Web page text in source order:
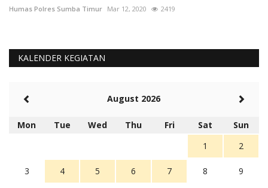
Humas Polres Sumba Timur Mar 12, 2020 2419
KALENDER KEGIATAN
August 2026
Mon Tue Wed Thu Fri Sat
Sun
1
2
3 4 5 6 7 8 9